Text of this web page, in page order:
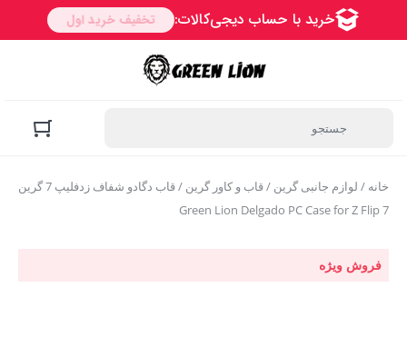
خانه / لوازم جانبی گرین /قاب و کاور گرین
/ قاب دگادو شفاف زدفلیپ 7 گرین
Green Lion Delgado PC Case for Z Flip 7
فروش ویژه